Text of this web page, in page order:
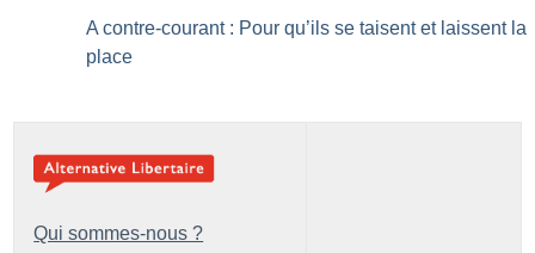
A contre-courant : Pour qu’ils se taisent et laissent la
place
Qui sommes-nous ?